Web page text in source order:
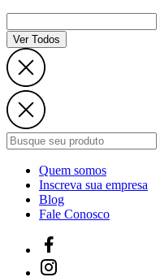
Ver Todos
Quem somos
Inscreva sua empresa
Blog
Fale Conosco